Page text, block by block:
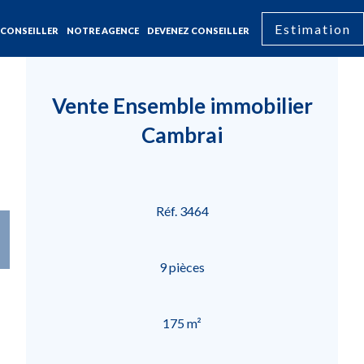
Estimation
NOTRE AGENCE DEVENEZ CONSEILLER
Vente Ensemble immobilier
Cambrai
Réf. 3464
9 pièces
175 m²